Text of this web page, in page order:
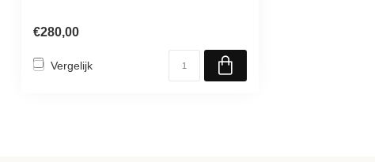
€280,00
Vergelijk